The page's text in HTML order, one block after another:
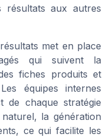
résultats aux autres
met en place
qui suivent la
fiches produits et
équipes internes
de chaque stratégie
la génération
ce qui facilite les